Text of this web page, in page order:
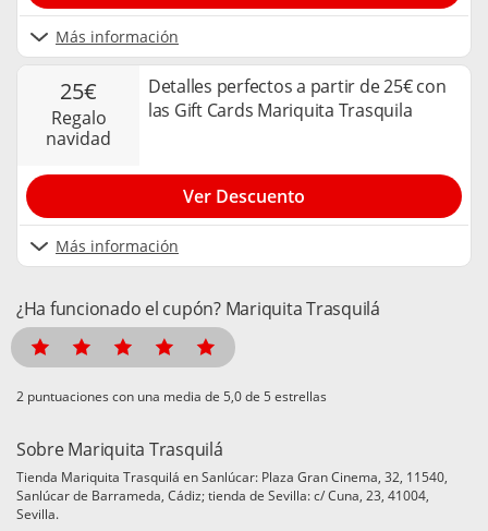
Más información
25€
regalo
navidad
Detalles perfectos a partir de 25€ con
las Gift Cards Mariquita Trasquila
Más información
Ver Descuento
¿Ha funcionado el cupón? Mariquita Trasquilá
puntuaciones con una media de de 5 estrellas
Sobre Mariquita Trasquilá
Tienda Mariquita Trasquilá en Sanlúcar: Plaza Gran Cinema, 32, 11540,
Sanlúcar de Barrameda, Cádiz; tienda de Sevilla: c/ Cuna, 23, 41004,
Sevilla.